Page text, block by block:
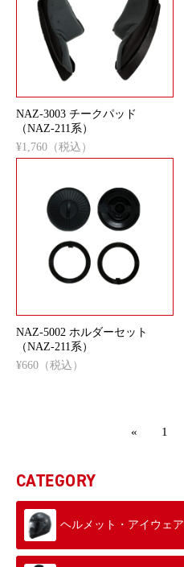
NAZ-3003 チークパッド
（NAZ-211系）
¥1,760（税込）
NAZ-5002 ホルダーセット
（NAZ-211系）
¥660（税込）
« 1
CATEGORY
ヘルメット・アイウェア